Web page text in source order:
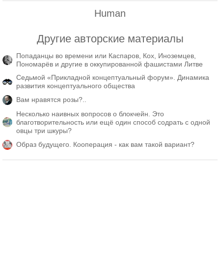
Human
Другие авторские материалы
Попаданцы во времени или Каспаров, Кох, Иноземцев,
Пономарёв и другие в оккупированной фашистами Литве
Седьмой «Прикладной концептуальный форум». Динамика
развития концептуального общества
Вам нравятся розы?..
Несколько наивных вопросов о блокчейн. Это
благотворительность или ещё один способ содрать с одной
овцы три шкуры?
Образ будущего. Кооперация - как вам такой вариант?